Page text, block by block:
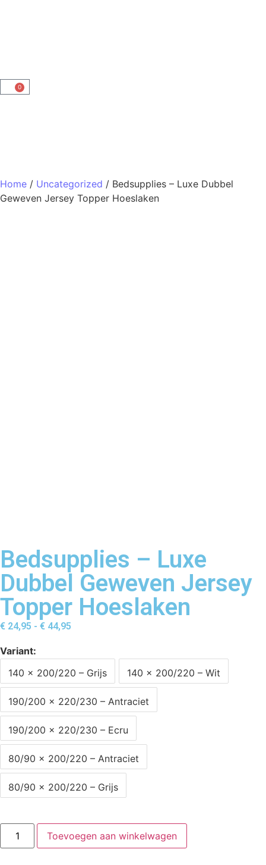
0
Home / Uncategorized / Bedsupplies – Luxe Dubbel
Geweven Jersey Topper Hoeslaken
Bedsupplies – Luxe
Dubbel Geweven Jersey
Topper Hoeslaken
€ 24,95 - € 44,95
Variant
140 x 200/220 – Grijs
140 x 200/220 – Wit
190/200 x 220/230 – Antraciet
190/200 x 220/230 – Ecru
80/90 x 200/220 – Antraciet
80/90 x 200/220 – Grijs
Toevoegen aan winkelwagen